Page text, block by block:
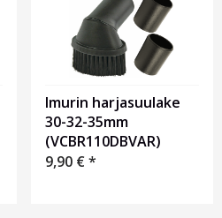
Imurin harjasuulake
30-32-35mm
(VCBR110DBVAR)
9,90 €*